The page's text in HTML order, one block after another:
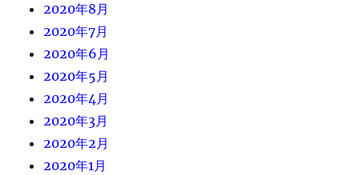
2020年8月
2020年7月
2020年6月
2020年5月
2020年4月
2020年3月
2020年2月
2020年1月